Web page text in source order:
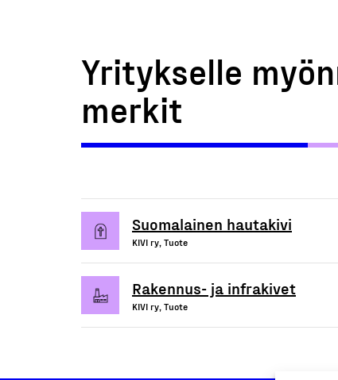
Yritykselle
merkit
Suomalainen hautakivi
KIVI ry, Tuote
Rakennus- ja infrakivet
KIVI ry, Tuote